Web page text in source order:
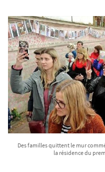
Des familles quittent le mur
la résidence du